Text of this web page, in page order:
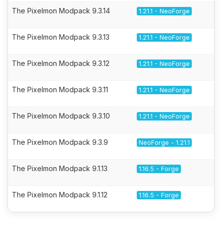
The Pixelmon Modpack 9.3.14 1.21.1 - NeoForge
The Pixelmon Modpack 9.3.13 1.21.1 - NeoForge
The Pixelmon Modpack 9.3.12 1.21.1 - NeoForge
The Pixelmon Modpack 9.3.11 1.21.1 - NeoForge
The Pixelmon Modpack 9.3.10 1.21.1 - NeoForge
The Pixelmon Modpack 9.3.9 NeoForge - 1.21.1
The Pixelmon Modpack 9.1.13 1.16.5 - Forge
The Pixelmon Modpack 9.1.12 1.16.5 - Forge